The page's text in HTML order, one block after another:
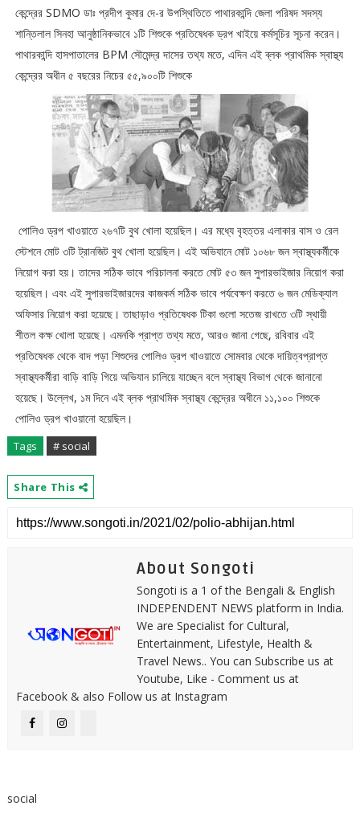
কেন্দ্রের SDMO ডাঃ প্রদীপ কুমার দে-র উপস্থিতিতে পাথারকান্দি জেলা পরিষদ সদস্য
শান্তিলাল সিনহা আনুষ্ঠানিকভাবে ১টি শিশুকে প্রতিষেধক ড্রপ খাইয়ে কর্মসূচির সূচনা করেন।
পাথারকান্দি হাসপাতালের BPM সৌমেন্দ্র দাসের তথ্য মতে, এদিন এই ব্লক প্রাথমিক স্বাস্থ্য
কেন্দ্রের অধীন ৫ বছরের নিচের ৫৫,৯০০টি শিশুকে
পোলিও ড্রপ খাওয়াতে ২৬৭টি বুথ খোলা হয়েছিল। এর মধ্যে বৃহত্তর এলাকার বাস ও রেল
স্টেশনে মোট ৩টি ট্রানজিট বুথ খোলা হয়েছিল। এই অভিযানে মোট ১০৬৮ জন স্বাস্থ্যকর্মীকে
নিয়োগ করা হয়। তাদের সঠিক ভাবে পরিচালনা করতে মোট ৫৩ জন সুপারভাইজার নিয়োগ করা
হয়েছিল। এবং এই সুপারভাইজারদের কাজকর্ম সঠিক ভাবে পর্যবেক্ষণ করতে ৬ জন মেডিক্যাল
অফিসার নিয়োগ করা হয়েছে। তাছাড়াও প্রতিষেধক টিকা গুলো সতেজ রাখতে ৩টি স্থায়ী
শীতল কক্ষ খোলা হয়েছে। এমনকি প্রাপ্ত তথ্য মতে, আরও জানা গেছে, রবিবার এই
প্রতিষেধক থেকে বাদ পড়া শিশুদের পোলিও ড্রপ খাওয়াতে সোমবার থেকে দায়িত্বপ্রাপ্ত
স্বাস্থ্যকর্মীরা বাড়ি বাড়ি গিয়ে অভিযান চালিয়ে যাচ্ছেন বলে স্বাস্থ্য বিভাগ থেকে জানানো
হয়েছে। উল্লেখ, ১ম দিনে এই ব্লক প্রাথমিক স্বাস্থ্য কেন্দ্রের অধীনে ১১,১০০ শিশুকে
পোলিও ড্রপ খাওয়ানো হয়েছিল।
Tags # social
Share This
About Songoti
Songoti is a 1 of the Bengali & English
INDEPENDENT NEWS platform in India.
We are Specialist for Cultural,
Entertainment, Lifestyle, Health &
Travel News.. You can Subscribe us at
Youtube, Like - Comment us at
Facebook & also Follow us at Instagram
social